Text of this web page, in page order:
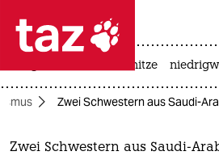
 taz zahl ich
taz zahl ich
themen
hitze
Zwei Schwestern aus Saudi-
Zwei Schwestern aus Saudi-